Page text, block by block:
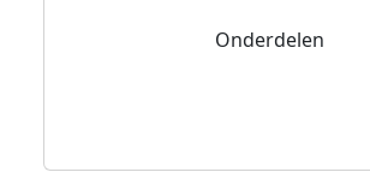
Onderdelen